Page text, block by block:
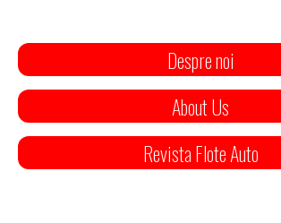
Despre noi
About Us
Revista Flote Auto